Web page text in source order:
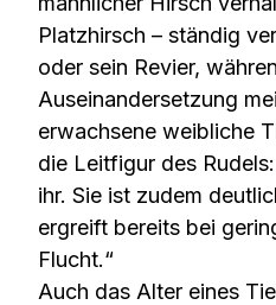
Platzhirsch – ständig
oder sein Revier,
Auseinandersetzung
erwachsene weibliche
die Leitfigur des
ihr. Sie ist zudem
ergreift bereits bei
Flucht.“
Auch das Alter eines